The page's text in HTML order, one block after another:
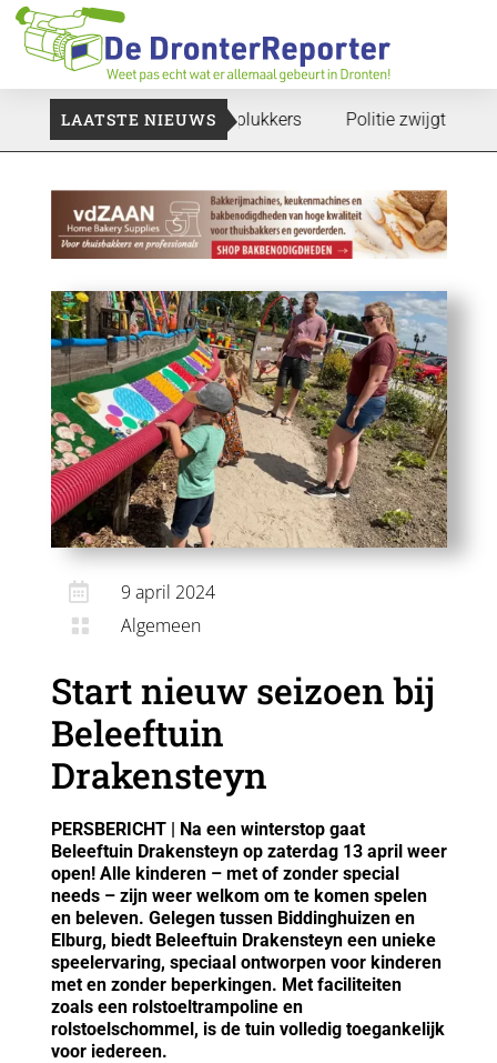
LAATSTE NIEUWS
Voedselbank zoekt plukkers Politie zwijgt nog over
 9 april 2024
 Algemeen
Start nieuw seizoen bij
Beleeftuin
Drakensteyn
PERSBERICHT | Na een winterstop gaat
Beleeftuin Drakensteyn op zaterdag 13 april weer
open! Alle kinderen – met of zonder special
needs – zijn weer welkom om te komen spelen
en beleven. Gelegen tussen Biddinghuizen en
Elburg, biedt Beleeftuin Drakensteyn een unieke
speelervaring, speciaal ontworpen voor kinderen
met en zonder beperkingen. Met faciliteiten
zoals een rolstoeltrampoline en
rolstoelschommel, is de tuin volledig toegankelijk
voor iedereen.